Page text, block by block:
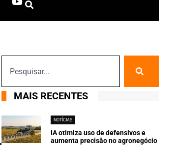
MAIS RECENTES
NOTÍCIAS
IA otimiza uso de defensivos e
aumenta precisão no agronegócio